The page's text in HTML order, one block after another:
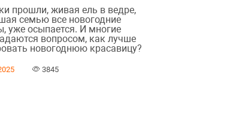
прошли, живая ель в ведре,
семью все новогодние
уже осыпается. И многие
вопросом, как лучше
новогоднюю красавицу?
3845